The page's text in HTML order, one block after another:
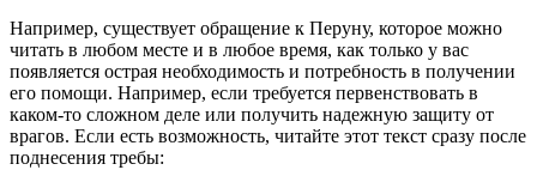
Например, существует обращение к Перуну, которое можно
читать в любом месте и в любое время, как только у вас
появляется острая необходимость и потребность в получении
его помощи. Например, если требуется первенствовать в
каком-то сложном деле или получить надежную защиту от
врагов. Если есть возможность, читайте этот текст сразу после
поднесения требы: